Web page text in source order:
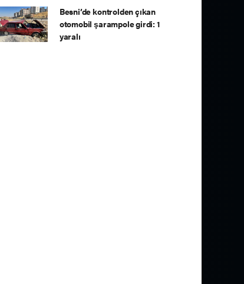
Besni’de kontrolden çıkan
otomobil şarampole girdi: 1
yaralı